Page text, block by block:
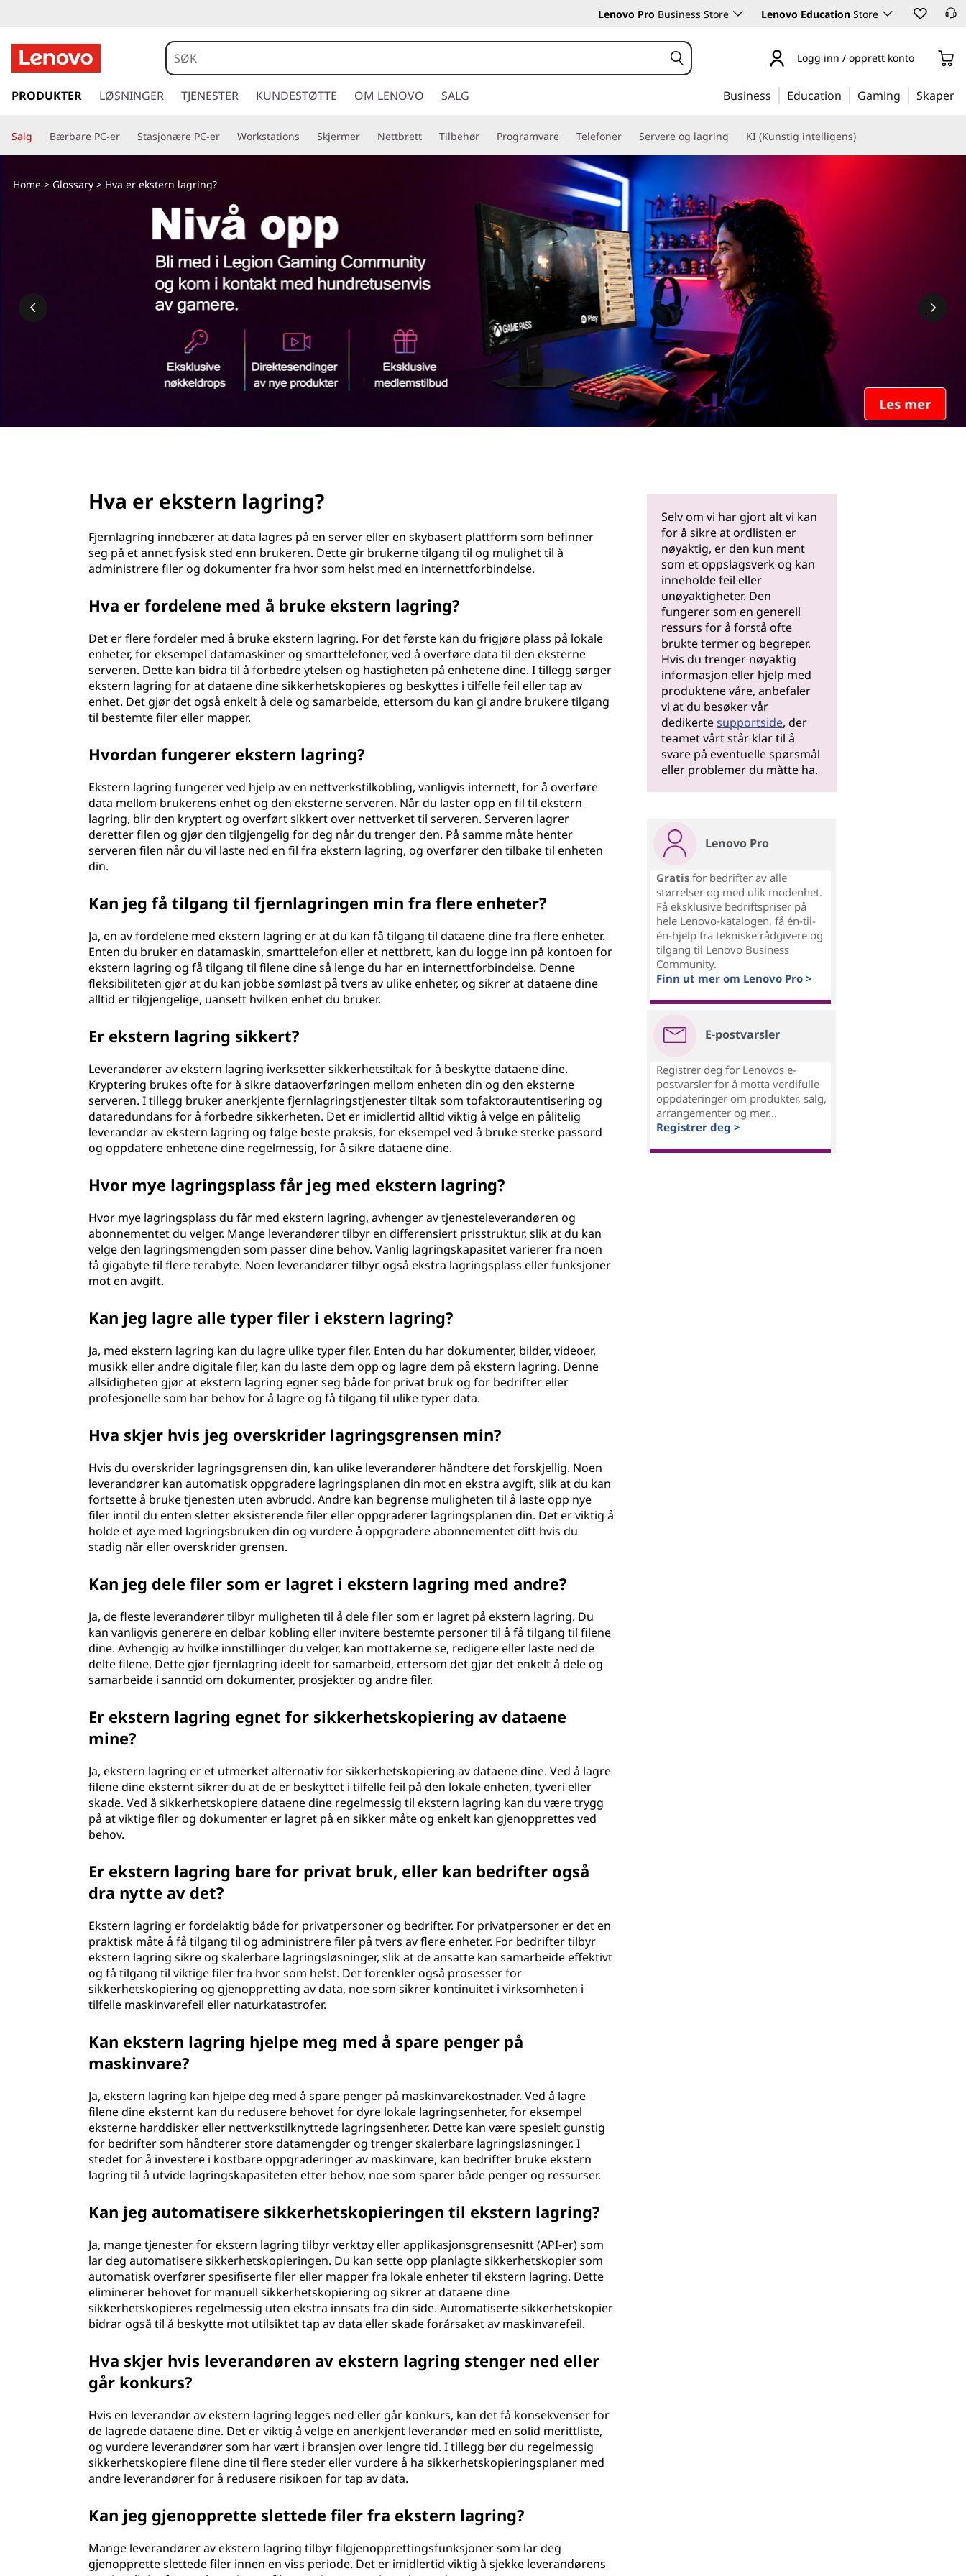
v
a
e
Lenovo Pro Business Store Lenovo Education Store
å
l
h
v
Logg inn / opprett konto
PRODUKTER LØSNINGER TJENESTER KUNDESTØTTE OM LENOVO SALG Business Education Gaming Skaper
Salg Bærbare PC-er Stasjonære PC-er Workstations Skjermer Nettbrett Tilbehør Programvare Telefoner Servere og lagring KI (Kunstig intelligens)
Les mer
Home > Glossary > Hva er ekstern lagring?
Hva er ekstern lagring?
Fjernlagring innebærer at data lagres på en server eller en skybasert plattform som befinner
seg på et annet fysisk sted enn brukeren. Dette gir brukerne tilgang til og mulighet til å
administrere filer og dokumenter fra hvor som helst med en internettforbindelse.
Hva er fordelene med å bruke ekstern lagring?
Det er flere fordeler med å bruke ekstern lagring. For det første kan du frigjøre plass på lokale
enheter, for eksempel datamaskiner og smarttelefoner, ved å overføre data til den eksterne
serveren. Dette kan bidra til å forbedre ytelsen og hastigheten på enhetene dine. I tillegg sørger
ekstern lagring for at dataene dine sikkerhetskopieres og beskyttes i tilfelle feil eller tap av
enhet. Det gjør det også enkelt å dele og samarbeide, ettersom du kan gi andre brukere tilgang
til bestemte filer eller mapper.
Hvordan fungerer ekstern lagring?
Ekstern lagring fungerer ved hjelp av en nettverkstilkobling, vanligvis internett, for å overføre
data mellom brukerens enhet og den eksterne serveren. Når du laster opp en fil til ekstern
lagring, blir den kryptert og overført sikkert over nettverket til serveren. Serveren lagrer
deretter filen og gjør den tilgjengelig for deg når du trenger den. På samme måte henter
serveren filen når du vil laste ned en fil fra ekstern lagring, og overfører den tilbake til enheten
din.
Kan jeg få tilgang til fjernlagringen min fra flere enheter?
Ja, en av fordelene med ekstern lagring er at du kan få tilgang til dataene dine fra flere enheter.
Enten du bruker en datamaskin, smarttelefon eller et nettbrett, kan du logge inn på kontoen for
ekstern lagring og få tilgang til filene dine så lenge du har en internettforbindelse. Denne
fleksibiliteten gjør at du kan jobbe sømløst på tvers av ulike enheter, og sikrer at dataene dine
alltid er tilgjengelige, uansett hvilken enhet du bruker.
Er ekstern lagring sikkert?
Leverandører av ekstern lagring iverksetter sikkerhetstiltak for å beskytte dataene dine.
Kryptering brukes ofte for å sikre dataoverføringen mellom enheten din og den eksterne
serveren. I tillegg bruker anerkjente fjernlagringstjenester tiltak som tofaktorautentisering og
dataredundans for å forbedre sikkerheten. Det er imidlertid alltid viktig å velge en pålitelig
leverandør av ekstern lagring og følge beste praksis, for eksempel ved å bruke sterke passord
og oppdatere enhetene dine regelmessig, for å sikre dataene dine.
Hvor mye lagringsplass får jeg med ekstern lagring?
Hvor mye lagringsplass du får med ekstern lagring, avhenger av tjenesteleverandøren og
abonnementet du velger. Mange leverandører tilbyr en differensiert prisstruktur, slik at du kan
velge den lagringsmengden som passer dine behov. Vanlig lagringskapasitet varierer fra noen
få gigabyte til flere terabyte. Noen leverandører tilbyr også ekstra lagringsplass eller funksjoner
mot en avgift.
Kan jeg lagre alle typer filer i ekstern lagring?
Ja, med ekstern lagring kan du lagre ulike typer filer. Enten du har dokumenter, bilder, videoer,
musikk eller andre digitale filer, kan du laste dem opp og lagre dem på ekstern lagring. Denne
allsidigheten gjør at ekstern lagring egner seg både for privat bruk og for bedrifter eller
profesjonelle som har behov for å lagre og få tilgang til ulike typer data.
Hva skjer hvis jeg overskrider lagringsgrensen min?
Hvis du overskrider lagringsgrensen din, kan ulike leverandører håndtere det forskjellig. Noen
leverandører kan automatisk oppgradere lagringsplanen din mot en ekstra avgift, slik at du kan
fortsette å bruke tjenesten uten avbrudd. Andre kan begrense muligheten til å laste opp nye
filer inntil du enten sletter eksisterende filer eller oppgraderer lagringsplanen din. Det er viktig å
holde et øye med lagringsbruken din og vurdere å oppgradere abonnementet ditt hvis du
stadig når eller overskrider grensen.
Kan jeg dele filer som er lagret i ekstern lagring med andre?
Ja, de fleste leverandører tilbyr muligheten til å dele filer som er lagret på ekstern lagring. Du
kan vanligvis generere en delbar kobling eller invitere bestemte personer til å få tilgang til filene
dine. Avhengig av hvilke innstillinger du velger, kan mottakerne se, redigere eller laste ned de
delte filene. Dette gjør fjernlagring ideelt for samarbeid, ettersom det gjør det enkelt å dele og
samarbeide i sanntid om dokumenter, prosjekter og andre filer.
Er ekstern lagring egnet for sikkerhetskopiering av dataene
mine?
Ja, ekstern lagring er et utmerket alternativ for sikkerhetskopiering av dataene dine. Ved å lagre
filene dine eksternt sikrer du at de er beskyttet i tilfelle feil på den lokale enheten, tyveri eller
skade. Ved å sikkerhetskopiere dataene dine regelmessig til ekstern lagring kan du være trygg
på at viktige filer og dokumenter er lagret på en sikker måte og enkelt kan gjenopprettes ved
behov.
Er ekstern lagring bare for privat bruk, eller kan bedrifter også
dra nytte av det?
Ekstern lagring er fordelaktig både for privatpersoner og bedrifter. For privatpersoner er det en
praktisk måte å få tilgang til og administrere filer på tvers av flere enheter. For bedrifter tilbyr
ekstern lagring sikre og skalerbare lagringsløsninger, slik at de ansatte kan samarbeide effektivt
og få tilgang til viktige filer fra hvor som helst. Det forenkler også prosesser for
sikkerhetskopiering og gjenoppretting av data, noe som sikrer kontinuitet i virksomheten i
tilfelle maskinvarefeil eller naturkatastrofer.
Kan ekstern lagring hjelpe meg med å spare penger på
maskinvare?
Ja, ekstern lagring kan hjelpe deg med å spare penger på maskinvarekostnader. Ved å lagre
filene dine eksternt kan du redusere behovet for dyre lokale lagringsenheter, for eksempel
eksterne harddisker eller nettverkstilknyttede lagringsenheter. Dette kan være spesielt gunstig
for bedrifter som håndterer store datamengder og trenger skalerbare lagringsløsninger. I
stedet for å investere i kostbare oppgraderinger av maskinvare, kan bedrifter bruke ekstern
lagring til å utvide lagringskapasiteten etter behov, noe som sparer både penger og ressurser.
Kan jeg automatisere sikkerhetskopieringen til ekstern lagring?
Ja, mange tjenester for ekstern lagring tilbyr verktøy eller applikasjonsgrensesnitt (API-er) som
lar deg automatisere sikkerhetskopieringen. Du kan sette opp planlagte sikkerhetskopier som
automatisk overfører spesifiserte filer eller mapper fra lokale enheter til ekstern lagring. Dette
eliminerer behovet for manuell sikkerhetskopiering og sikrer at dataene dine
sikkerhetskopieres regelmessig uten ekstra innsats fra din side. Automatiserte sikkerhetskopier
bidrar også til å beskytte mot utilsiktet tap av data eller skade forårsaket av maskinvarefeil.
Hva skjer hvis leverandøren av ekstern lagring stenger ned eller
går konkurs?
Hvis en leverandør av ekstern lagring legges ned eller går konkurs, kan det få konsekvenser for
de lagrede dataene dine. Det er viktig å velge en anerkjent leverandør med en solid merittliste,
og vurdere leverandører som har vært i bransjen over lengre tid. I tillegg bør du regelmessig
sikkerhetskopiere filene dine til flere steder eller vurdere å ha sikkerhetskopieringsplaner med
andre leverandører for å redusere risikoen for tap av data.
Kan jeg gjenopprette slettede filer fra ekstern lagring?
Mange leverandører av ekstern lagring tilbyr filgjenopprettingsfunksjoner som lar deg
gjenopprette slettede filer innen en viss periode. Det er imidlertid viktig å sjekke leverandørens
Selv om vi har gjort alt vi kan
for å sikre at ordlisten er
nøyaktig, er den kun ment
som et oppslagsverk og kan
inneholde feil eller
unøyaktigheter. Den
fungerer som en generell
ressurs for å forstå ofte
brukte termer og begreper.
Hvis du trenger nøyaktig
informasjon eller hjelp med
produktene våre, anbefaler
vi at du besøker vår
dedikertesupportside, der
teamet vårt står klar til å
svare på eventuelle spørsmål
eller problemer du måtte ha.
Lenovo Pro
Gratis for bedrifter av alle
størrelser og med ulik modenhet.
Få eksklusive bedriftspriser på
hele Lenovo-katalogen, få én-til-
én-hjelp fra tekniske rådgivere og
tilgang til Lenovo Business
Community.
Finn ut mer om Lenovo Pro >
E-postvarsler
Registrer deg for Lenovos e-
postvarsler for å motta verdifulle
oppdateringer om produkter, salg,
arrangementer og mer...
Registrer deg >